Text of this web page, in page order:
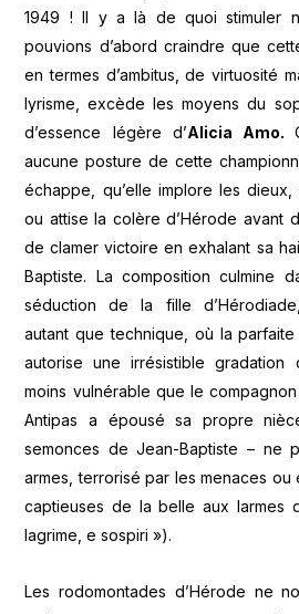
1949 ! Il y a là de quoi stimuler
pouvions d’abord craindre que
en termes d’ambitus, de virtuosité
lyrisme, excède les moyens du
d’essence légère d’Alicia Amo.
aucune posture de cette
échappe, qu’elle implore les dieux,
ou attise la colère d’Hérode avant
de clamer victoire en exhalant sa
Baptiste. La composition culmine
séduction de la fille
autant que technique, où la parfaite
autorise une irrésistible gradation
moins vulnérable que le
Antipas a épousé sa propre
semonces de Jean-Baptiste – ne
armes, terrorisé par les menaces
captieuses de la belle aux larmes
lagrime, e sospiri »).
Les rodomontades d’Hérode ne